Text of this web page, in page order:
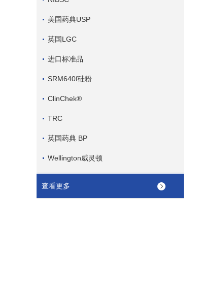
美国药典USP
英国LGC
进口标准品
SRM640f硅粉
ClinChek®
TRC
英国药典 BP
Wellington威灵顿
查看更多